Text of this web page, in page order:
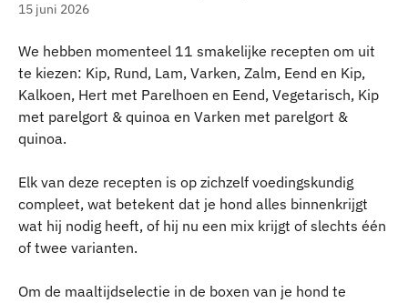
15 juni 2026
We hebben momenteel 11 smakelijke recepten om uit
te kiezen: Kip, Rund, Lam, Varken, Zalm, Eend en Kip,
Kalkoen, Hert met Parelhoen en Eend, Vegetarisch, Kip
met parelgort & quinoa en Varken met parelgort &
quinoa.
Elk van deze recepten is op zichzelf voedingskundig
compleet, wat betekent dat je hond alles binnenkrijgt
wat hij nodig heeft, of hij nu een mix krijgt of slechts één
of twee varianten.
Om de maaltijdselectie in de boxen van je hond te